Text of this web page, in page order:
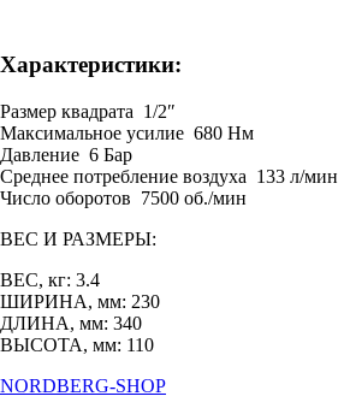
Характеристики:
Размер квадрата 1/2″
Максимальное усилие 680 Нм
Давление 6 Бар
Среднее потребление воздуха 133 л/мин
Число оборотов 7500 об./мин
ВЕС И РАЗМЕРЫ:
ВЕС, кг: 3.4
ШИРИНА, мм: 230
ДЛИНА, мм: 340
ВЫСОТА, мм: 110
NORDBERG-SHOP